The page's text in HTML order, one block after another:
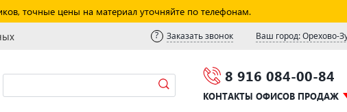
точные цены на материал уточняйте по телефонам.
Заказать звонок Ваш город: Орехово-
8 916 084-00-84
КОНТАКТЫ ОФИСОВ ПРОДАЖ